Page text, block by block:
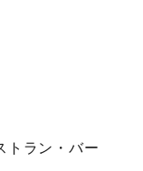
トラン・バー